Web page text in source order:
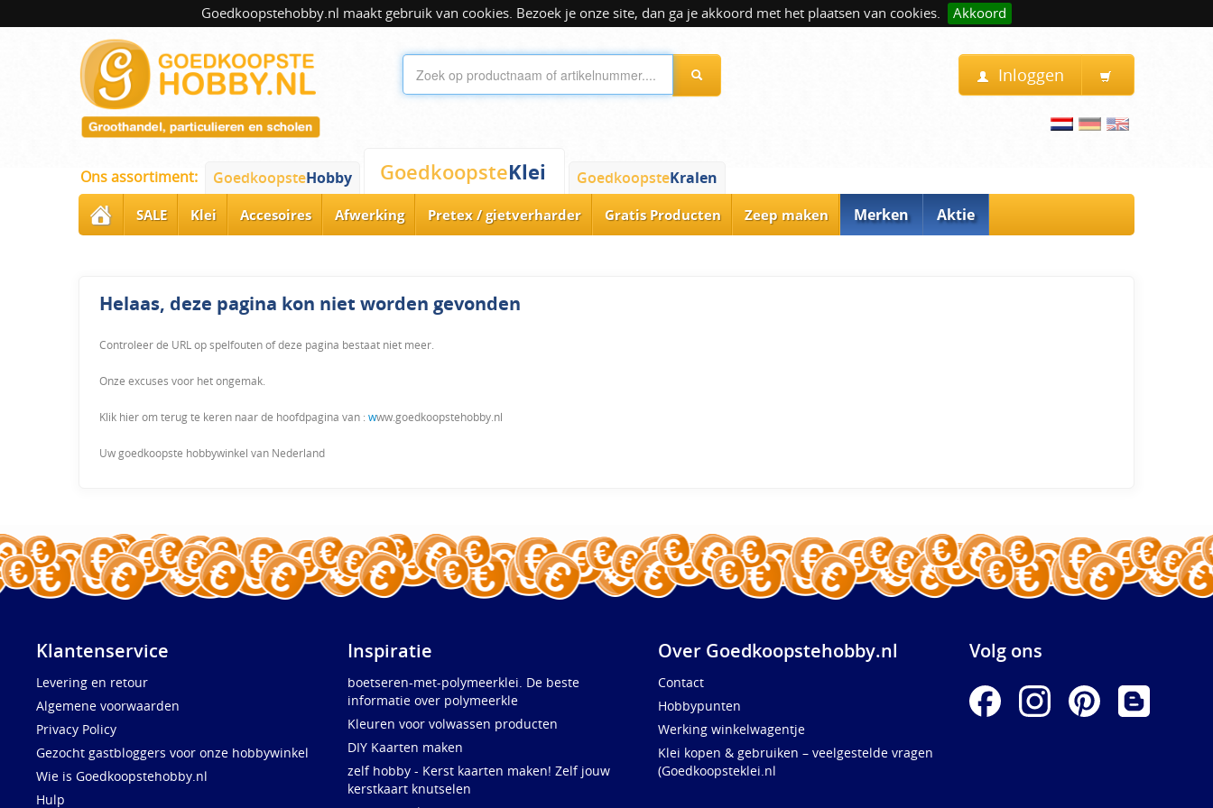
Goedkoopstehobby.nl maakt gebruik van cookies. Bezoek je onze site, dan ga je akkoord met het plaatsen van cookies. Akkoord
Inloggen
Ons assortiment: GoedkoopsteHobby GoedkoopsteKlei GoedkoopsteKralen
SALE Klei Accesoires Afwerking Pretex / gietverharder Gratis Producten Zeep maken Merken Aktie
Helaas, deze pagina kon niet worden gevonden
Controleer de URL op spelfouten of deze pagina bestaat niet meer.
Onze excuses voor het ongemak.
Klik hier om terug te keren naar de hoofdpagina van : www.goedkoopstehobby.nl
Uw goedkoopste hobbywinkel van Nederland
Klantenservice
Levering en retour
Algemene voorwaarden
Privacy Policy
Gezocht gastbloggers voor onze hobbywinkel
Wie is Goedkoopstehobby.nl
Hulp
Inspiratie
boetseren-met-polymeerklei. De beste
informatie over polymeerkle
Kleuren voor volwassen producten
DIY Kaarten maken
zelf hobby - Kerst kaarten maken! Zelf jouw
kerstkaart knutselen
Over Goedkoopstehobby.nl
Contact
Hobbypunten
Werking winkelwagentje
Klei kopen & gebruiken – veelgestelde vragen
(Goedkoopsteklei.nl
Volg ons